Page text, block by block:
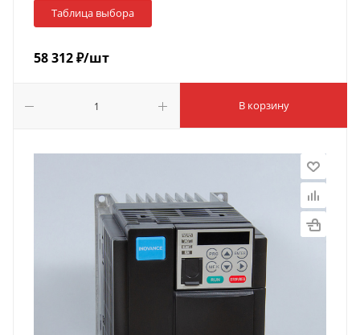
Таблица выбора
58 312₽/шт
В корзину